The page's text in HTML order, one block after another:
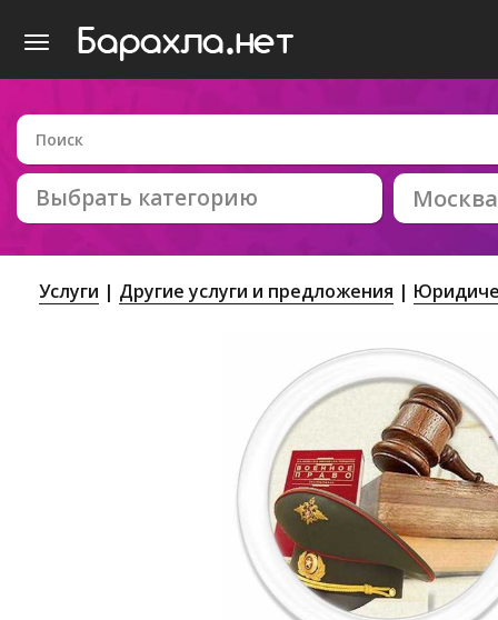
Выбрать категорию Москва
Услуги Другие услуги и предложения